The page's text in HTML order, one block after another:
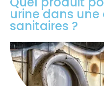
urine dans
sanitaires ?